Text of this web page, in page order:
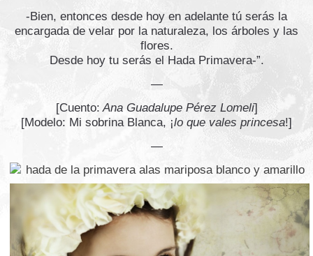
-Bien, entonces desde hoy en adelante tú serás la
encargada de velar por la naturaleza, los árboles y las
flores.
Desde hoy tu serás el Hada Primavera-”.
—
[Cuento: Ana Guadalupe Pérez Lomeli]
[Modelo: Mi sobrina Blanca, ¡lo que vales princesa!]
—